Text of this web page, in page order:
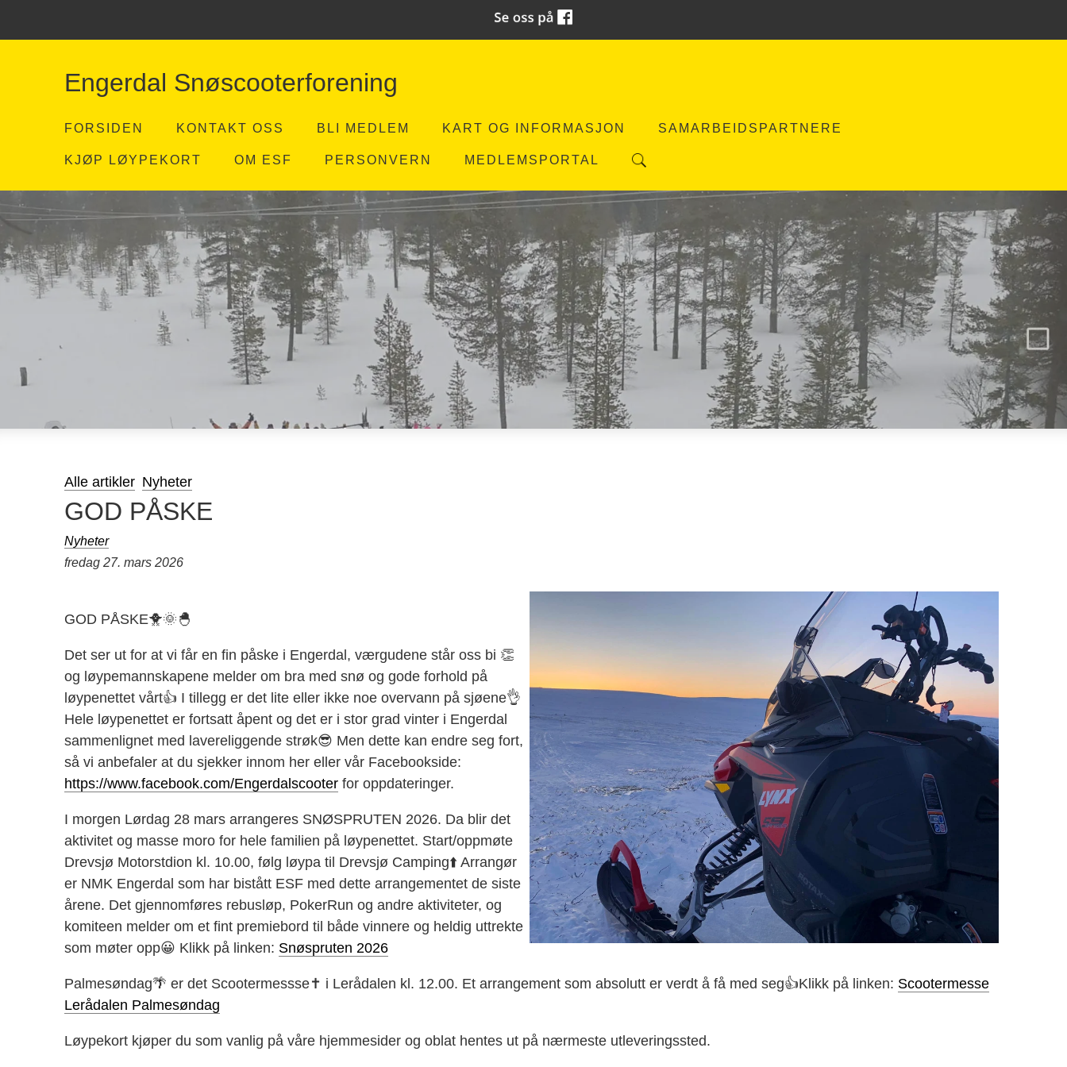
Engerdal Snøscooterforening
FORSIDEN KONTAKT OSS BLI MEDLEM KART OG INFORMASJON SAMARBEIDSPARTNERE
KJØP LØYPEKORT OM ESF PERSONVERN MEDLEMSPORTAL
Alle artikler Nyheter
GOD PÅSKE
Nyheter
fredag 27. mars 2026
GOD PÅSKE🐥🌞🐣
Det ser ut for at vi får en fin påske i Engerdal, værgudene står oss bi 👏
og løypemannskapene melder om bra med snø og gode forhold på
løypenettet vårt👍 I tillegg er det lite eller ikke noe overvann på sjøene👌
Hele løypenettet er fortsatt åpent og det er i stor grad vinter i Engerdal
sammenlignet med lavereliggende strøk😎 Men dette kan endre seg fort,
så vi anbefaler at du sjekker innom her eller vår Facebookside:
https://www.facebook.com/Engerdalscooterfor oppdateringer.
I morgen Lørdag 28 mars arrangeres SNØSPRUTEN 2026. Da blir det
aktivitet og masse moro for hele familien på løypenettet. Start/oppmøte
Drevsjø Motorstdion kl. 10.00, følg løypa til Drevsjø Camping⬆️ Arrangør
er NMK Engerdal som har bistått ESF med dette arrangementet de siste
årene. Det gjennomføres rebusløp, PokerRun og andre aktiviteter, og
komiteen melder om et fint premiebord til både vinnere og heldig uttrekte
som møter opp😀 Klikk på linken: Snøspruten 2026
Palmesøndag🌴 er det Scootermessse✝️ i Lerådalen kl. 12.00. Et arrangement som absolutt er verdt å få med seg👍Klikk på linken: Scootermesse
Lerådalen Palmesøndag
Løypekort kjøper du som vanlig på våre hjemmesider og oblat hentes ut på nærmeste utleveringssted.